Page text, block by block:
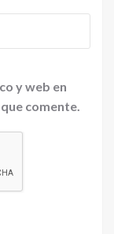
y web en
comente.